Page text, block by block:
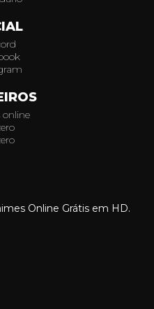
online
Online Grátis em HD.